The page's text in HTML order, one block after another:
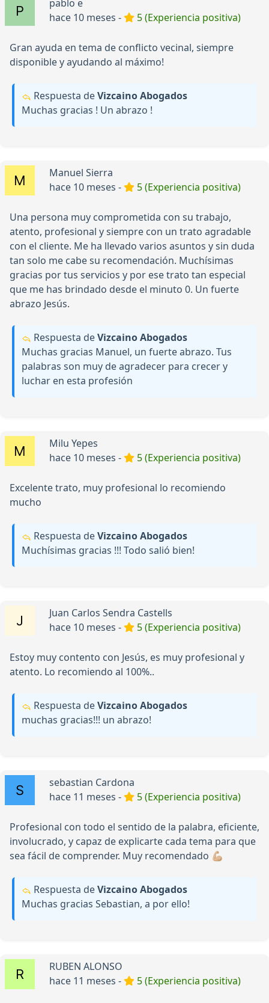
pablo e
hace 10 meses -
5 (Experiencia positiva)
Gran ayuda en tema de conflicto vecinal, siempre
disponible y ayudando al máximo!
Respuesta deVizcaino Abogados
Muchas gracias ! Un abrazo !
Manuel Sierra
hace 10 meses -
5 (Experiencia positiva)
Una persona muy comprometida con su trabajo,
atento, profesional y siempre con un trato agradable
con el cliente. Me ha llevado varios asuntos y sin duda
tan solo me cabe su recomendación. Muchísimas
gracias por tus servicios y por ese trato tan especial
que me has brindado desde el minuto 0. Un fuerte
abrazo Jesús.
Respuesta deVizcaino Abogados
Muchas gracias Manuel, un fuerte abrazo. Tus
palabras son muy de agradecer para crecer y
luchar en esta profesión
Milu Yepes
hace 10 meses -
5 (Experiencia positiva)
Excelente trato, muy profesional lo recomiendo
mucho
Respuesta deVizcaino Abogados
Muchísimas gracias !!! Todo salió bien!
Juan Carlos Sendra Castells
hace 10 meses -
5 (Experiencia positiva)
Estoy muy contento con Jesús, es muy profesional y
atento. Lo recomiendo al 100%..
Respuesta deVizcaino Abogados
muchas gracias!!! un abrazo!
sebastian Cardona
hace 11 meses -
5 (Experiencia positiva)
Profesional con todo el sentido de la palabra, eficiente,
involucrado, y capaz de explicarte cada tema para que
sea fácil de comprender. Muy recomendado 💪🏼
Respuesta deVizcaino Abogados
Muchas gracias Sebastian, a por ello!
RUBEN ALONSO
hace 11 meses -
5 (Experiencia positiva)